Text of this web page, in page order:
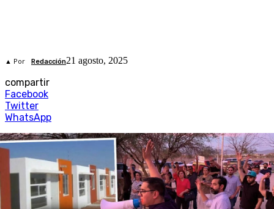
▲ Por Redacción21 agosto, 2025
compartir
Facebook
Twitter
WhatsApp